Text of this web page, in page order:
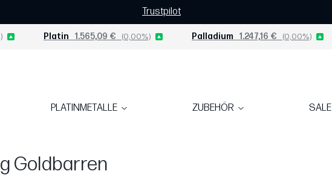
Trustpilot
Platin 1.565,09 € (0,00%) Palladium 1.247,16 € (0,00%)
PLATINMETALLE ZUBEHÖR SALE
Goldbarren